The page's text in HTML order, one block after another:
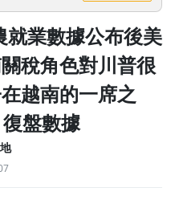
升級｜期間快閃活動
現折 NT$300、再贈最高
偷偷在冷氣房升級 📈⭐️ 【冷氣房
現折 NT$300◾活動期間：
酷暑季好康 \ 再加碼 /→ 點數回饋
✅ 消費即享回饋 1% 點數✅ 滿
官方帳號 Line@ 專屬活動，加
」及「個人化推播」！
部
業數據公布後美
稅角色對川普很
越南的一席之
盤數據
播放清單
器